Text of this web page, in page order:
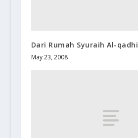
Dari Rumah Syuraih Al-qadhi
May 23, 2008